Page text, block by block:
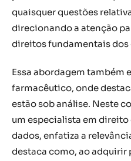
quaisquer questões
direcionando a atenção
direitos fundamentais dos
Essa abordagem também
farmacêutico, onde
estão sob análise. Neste
um especialista em
dados, enfatiza a
destaca como, ao adquirir